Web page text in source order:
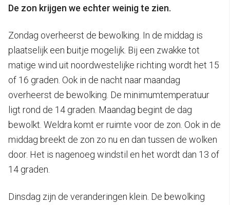
De zon krijgen we echter weinig te zien.
Zondag overheerst de bewolking. In de middag is
plaatselijk een buitje mogelijk. Bij een zwakke tot
matige wind uit noordwestelijke richting wordt het 15
of 16 graden. Ook in de nacht naar maandag
overheerst de bewolking. De minimumtemperatuur
ligt rond de 14 graden. Maandag begint de dag
bewolkt. Weldra komt er ruimte voor de zon. Ook in de
middag breekt de zon zo nu en dan tussen de wolken
door. Het is nagenoeg windstil en het wordt dan 13 of
14 graden.
Dinsdag zijn de veranderingen klein. De bewolking